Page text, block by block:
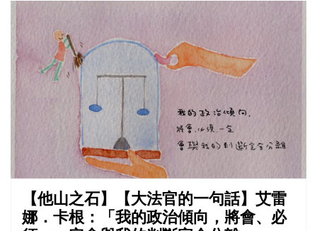
提到的一句話。他是美國最高法院繼瑟古德·馬歇爾
外的，他在大法官中卻屬於保守派的代表人物之一，而這
句話正好體現了他對於法學的中心思想。
【他山之石】【大法官的一句話】艾雷
娜．卡根：「我的政治傾向，將會、必